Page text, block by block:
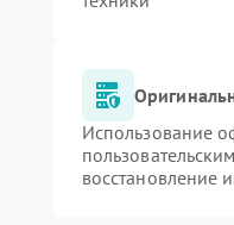
Использование
восстановление